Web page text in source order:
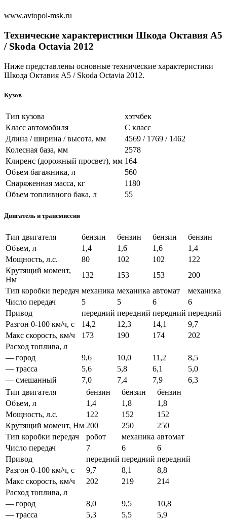
www.avtopol-msk.ru
Технические характеристики Шкода Октавия А5
/ Skoda Octavia 2012
Ниже представлены основные технические характеристики
Шкода Октавия А5 / Skoda Octavia 2012.
Кузов
Тип кузова
хэтчбек
Класс автомобиля
C класс
Длина / ширина / высота, мм
4569 / 1769 / 1462
Колесная база, мм
2578
Клиренс (дорожный просвет), мм 164
Объем багажника, л
560
Снаряженная масса, кг
1180
Объем топливного бака, л
55
Двигатель и трансмиссия
Тип двигателя бензин бензин бензин
бензин
Объем, л
1,4 1,6 1,6
1,4
Мощность, л.с.
80 102 102
122
Крутящий момент,
Нм
132 153 153
200
Тип коробки передач механика механика автомат
механика
Число передач
5 5 6
6
Привод
передний передний передний передний
Разгон 0-100 км/ч, с
14,2 12,3 14,1
9,7
Макс скорость, км/ч
173 190 174
202
Расход топлива, л
— город
9,6 10,0 11,2
8,5
— трасса
5,6 5,8 6,1
5,0
— смешанный
7,0 7,4 7,9
6,3
Тип двигателя
бензин бензин
бензин
Объем, л
1,4 1,8
1,8
Мощность, л.с.
122 152
152
Крутящий момент, Нм 200 250
250
Тип коробки передач
робот механика автомат
Число передач
7 6
6
Привод
передний передний передний
Разгон 0-100 км/ч, с
9,7 8,1
8,8
Макс скорость, км/ч
202 219
214
Расход топлива, л
— город
8,0 9,5
10,8
— трасса
5,3 5,5
5,9